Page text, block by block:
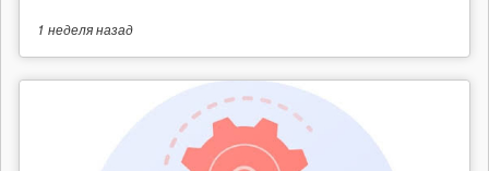
1 неделяназад